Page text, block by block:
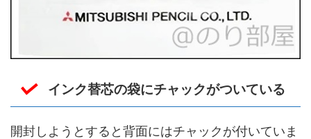
インク替芯の袋にチャックがついている
開封しようとすると背面にはチャックが付いていま